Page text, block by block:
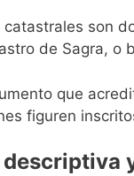
son
de Sagra, o
que
figuren